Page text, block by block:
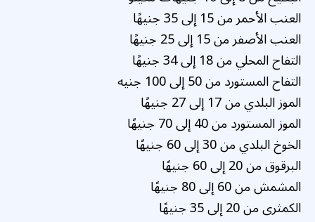
العنب الأحمر من 15 إلى 35 جنيهًا
العنب الأصفر من 15 إلى 25 جنيهًا
التفاح المحلي من 18 إلى 34 جنيهًا
التفاح المستورد من 50 إلى 100 جنيه
الموز البلدي من 17 إلى 27 جنيهًا
الموز المستورد من 40 إلى 70 جنيهًا
الخوخ البلدي من 30 إلى 60 جنيهًا
البرقوق من 20 إلى 60 جنيهًا
المشمش من 60 إلى 80 جنيهًا
الكمثرى من 20 إلى 35 جنيهًا